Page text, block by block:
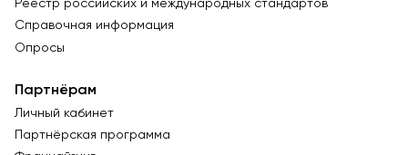
Реестр российских и международных стандартов
Справочная информация
Опросы
Партнёрам
Личный кабинет
Партнёрская программа